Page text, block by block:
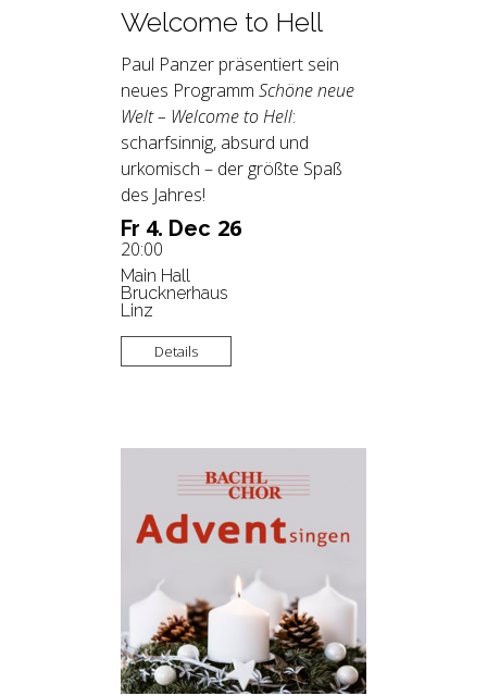
Fr 4. Dec 26
20:00
Main Hall
Brucknerhaus
Linz
Welcome to Hell
Paul Panzer präsentiert sein
neues Programm Schöne neue
Welt – Welcome to Hell:
scharfsinnig, absurd und
urkomisch – der größte Spaß
des Jahres!
Details